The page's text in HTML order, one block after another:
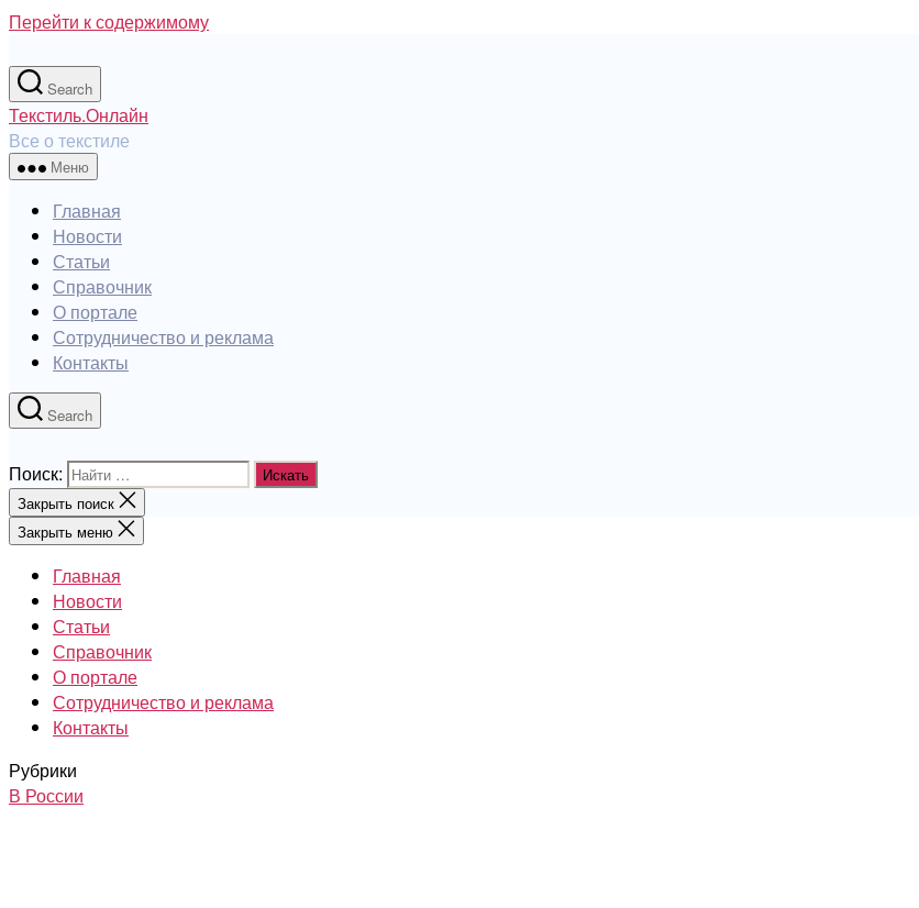
Перейти к содержимому
Search
Текстиль.Онлайн
Все о текстиле
Меню
Главная
Новости
Статьи
Справочник
О портале
Сотрудничество и реклама
Контакты
Search
Поиск:
Закрыть поиск
Закрыть меню
Главная
Новости
Статьи
Справочник
О портале
Сотрудничество и реклама
Контакты
Рубрики
В России